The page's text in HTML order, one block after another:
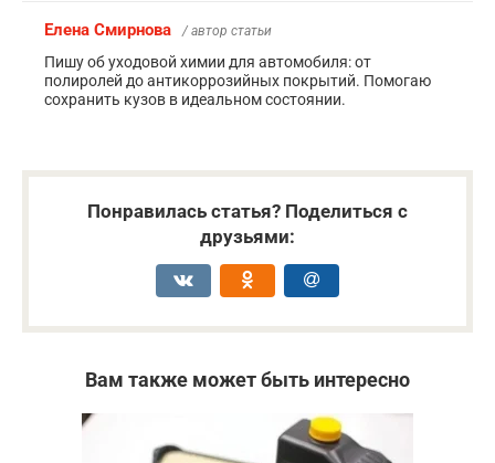
Елена Смирнова / автор статьи
Пишу об уходовой химии для автомобиля: от
полиролей до антикоррозийных покрытий. Помогаю
сохранить кузов в идеальном состоянии.
Понравилась статья? Поделиться с
друзьями:
Вам также может быть интересно